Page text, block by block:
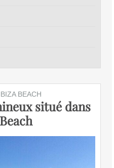
BEACH
situé dans